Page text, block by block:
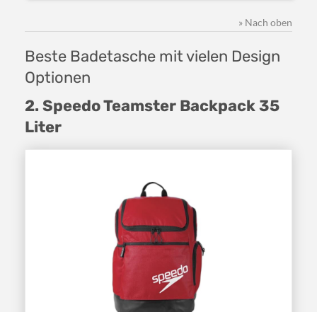
» Nach oben
Beste Badetasche mit vielen Design
Optionen
2. Speedo Teamster Backpack 35
Liter